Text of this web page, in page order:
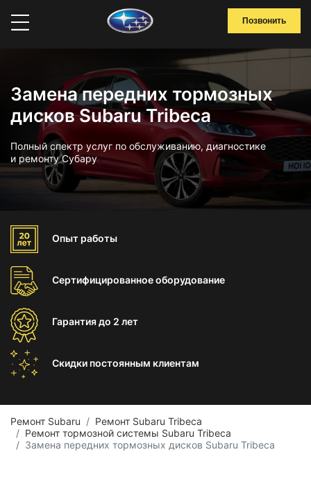
Позвонить
Замена передних тормозных
дисков Subaru Tribeca
Полный спектр услуг по обслуживанию, диагностике
и ремонту Субару
Опыт работы
Сертифицированноеоборудование
Гарантиядо 2 лет
Скидки постоянным клиентам
Ремонт Subaru
Ремонт Subaru Tribeca
Ремонт тормозной системы Subaru Tribeca
Замена передних тормозных дисков Subaru Tribeca